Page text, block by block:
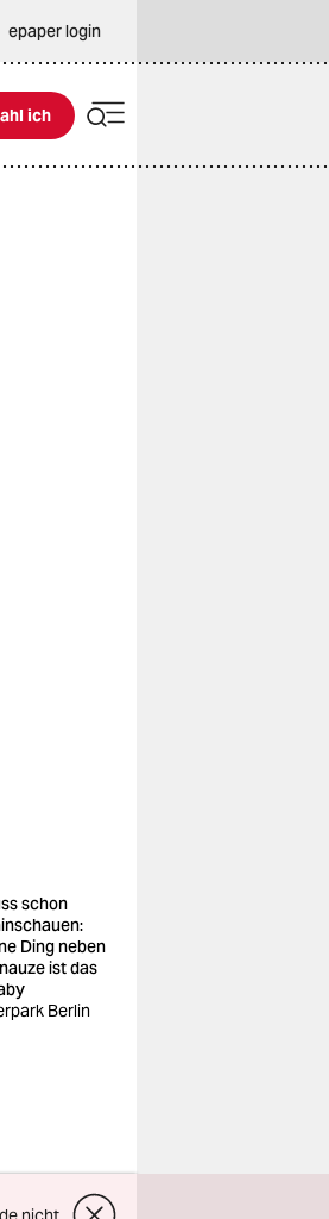
epaper login
ich
schon
Ding neben
ist das
Berlin